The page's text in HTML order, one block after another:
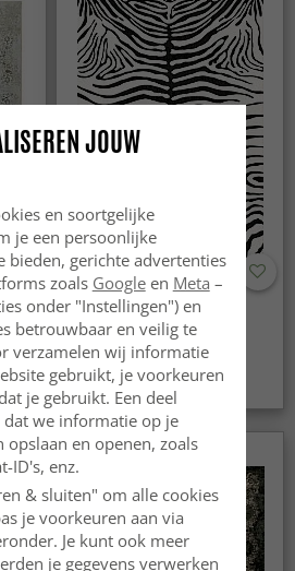
Wilton - Zebra (zwart/wit)
44.99 € 59.99 €
JOUW
en soortgelijke
je een persoonlijke
bieden, gerichte advertenties
zoals Googleen Meta –
onder "Instellingen") en
betrouwbaar en veilig te
verzamelen wij informatie
gebruikt, je voorkeuren
je gebruikt. Een deel
we informatie op je
opslaan en openen, zoals
ID's, enz.
& sluiten" om alle cookies
je voorkeuren aan via
Je kunt ook meer
je gegevens verwerken